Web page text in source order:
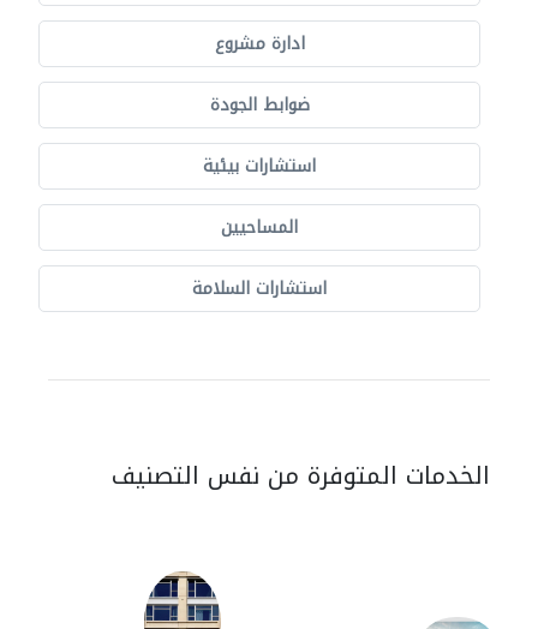
ادارة مشروع
ضوابط الجودة
استشارات بيئية
المساحيين
استشارات السلامة
الخدمات المتوفرة من نفس التصنيف